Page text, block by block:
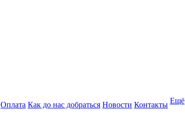
Оплата Как до нас добраться Новости Контакты Ещё